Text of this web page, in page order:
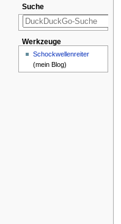
Suche
Werkzeuge
Schockwellenreiter
(mein Blog)